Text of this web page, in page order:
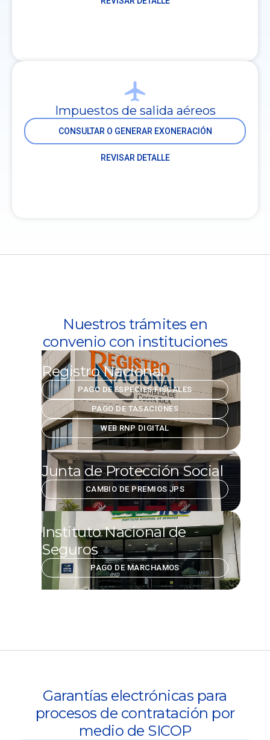
Impuestos de salida aéreos
CONSULTAR O GENERAR EXONERACIÓN
REVISAR DETALLE
Nuestros trámites en
convenio con instituciones
Registro Nacional
PAGO DE ESPECIES FISCALES
PAGO DE TASACIONES
WEB RNP DIGITAL
Junta de Protección Social
CAMBIO DE PREMIOS JPS
Instituto Nacional de
Seguros
PAGO DE MARCHAMOS
Garantías electrónicas para
procesos de contratación por
medio de SICOP